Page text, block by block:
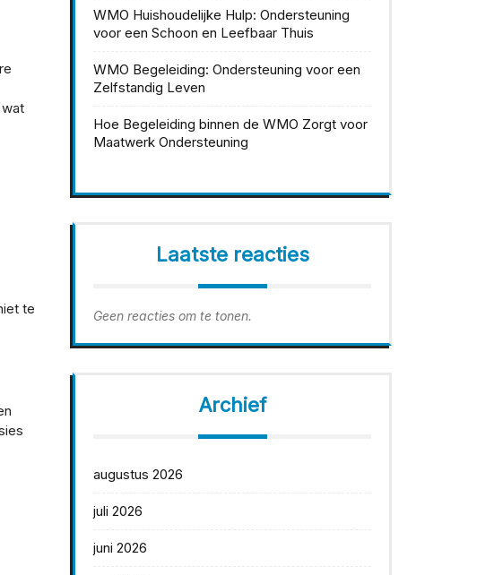
te
WMO Huishoudelijke Hulp: Ondersteuning
voor een Schoon en Leefbaar Thuis
WMO Begeleiding: Ondersteuning voor een
Zelfstandig Leven
Hoe Begeleiding binnen de WMO Zorgt voor
Maatwerk Ondersteuning
Laatste reacties
Geen reacties om te tonen.
Archief
augustus 2026
juli 2026
juni 2026